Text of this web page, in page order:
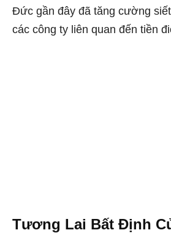
Đức gần đây đã tăng cường
các công ty liên quan đến tiền
Tương Lai Bất Định